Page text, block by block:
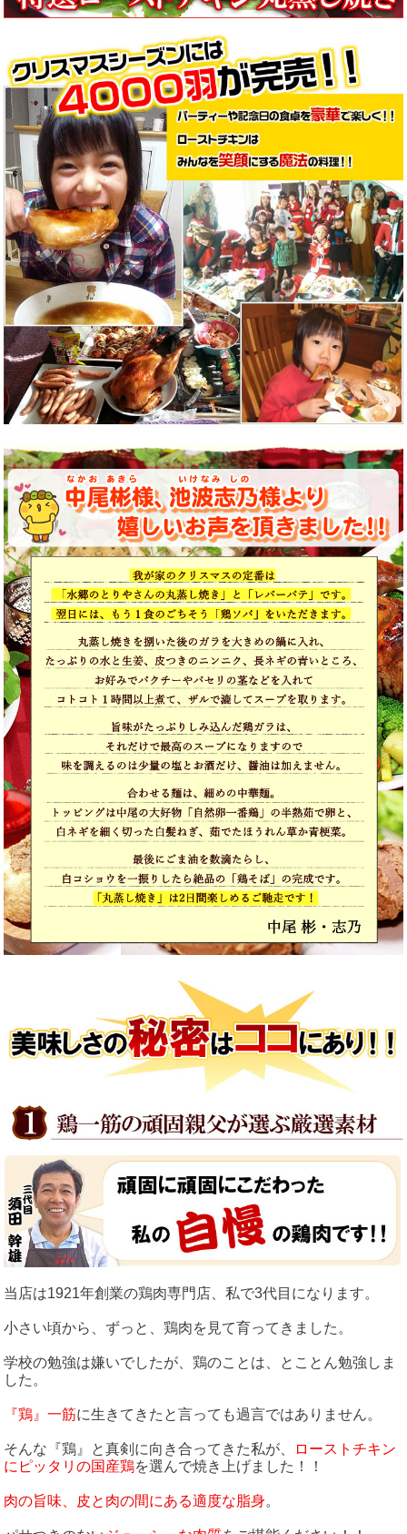
当店は1921年創業の鶏肉専門店、私で3代目になります。
小さい頃から、ずっと、鶏肉を見て育ってきました。
学校の勉強は嫌いでしたが、鶏のことは、とことん勉強しま
した。
『鶏』一筋に生きてきたと言っても過言ではありません。
そんな『鶏』と真剣に向き合ってきた私が、
ローストチキン
にピッタリの国産鶏を選んで焼き上げました！！
肉の旨味、皮と肉の間にある適度な脂身。